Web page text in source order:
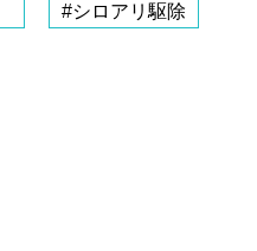
#シロアリ駆除